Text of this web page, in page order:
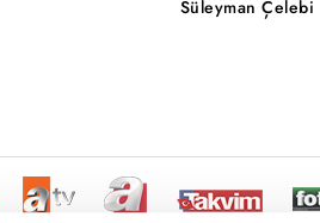
Süleyman Çelebi